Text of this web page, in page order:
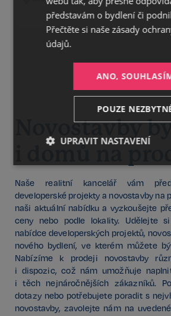
Novostavby
i domů na
Naše realitní kancelář vám
developerské projekty a novostavby na
naši aktuální nabídku a vyzkoušejte
ceny nebo podle lokality. Udělejte
nabídce developerských projektů,
nového bydlení, ve kterém můžete
Nabízíme k prodeji novostavby
i dispozic, což nám umožňuje
i těch nejnáročnějších zákazníků.
dotazy nebo potřebujete poradit s
novostavby, zavolejte nám na
představám o bydlení či
Přečtěte si naše zásady
údajů.
ANO,
POUZE
UPRAVIT NASTAVENÍ
Nezbytné Výkonnostní
Funkční
Nezbytné Výkonnostní